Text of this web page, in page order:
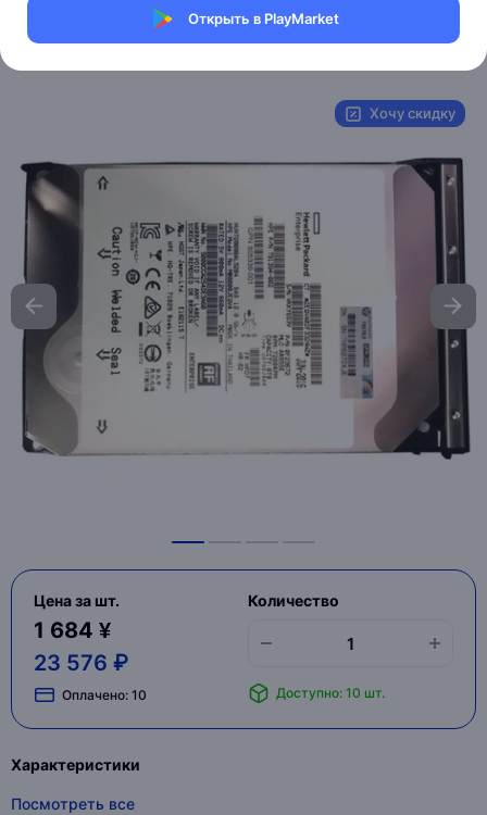
Открыть в PlayMarket
Магазин Help Dell/HP
Хочу скидку
Цена за шт.
1 684 ¥
23 576 ₽
Оплачено: 10
Количество
Доступно: 10 шт.
Характеристики
Посмотреть все